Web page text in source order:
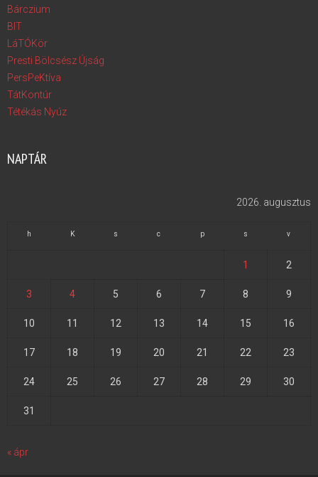
Bárczium
BIT
LáTÓKör
Presti Bölcsész Újság
PersPeKtíva
TátKontúr
Tétékás Nyúz
NAPTÁR
2026. augusztus
h K s c p s v
1 2
3 4 5 6 7 8 9
10 11 12 13 14 15 16
17 18 19 20 21 22 23
24 25 26 27 28 29 30
31
« ápr